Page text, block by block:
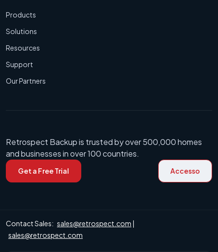
Products
Solutions
Resources
Support
Our Partners
Retrospect Backup is trusted by over 500,000 homes
and businesses in over 100 countries.
Get a Free Trial Accesso
Contact Sales: sales@retrospect.com |
sales@retrospect.com